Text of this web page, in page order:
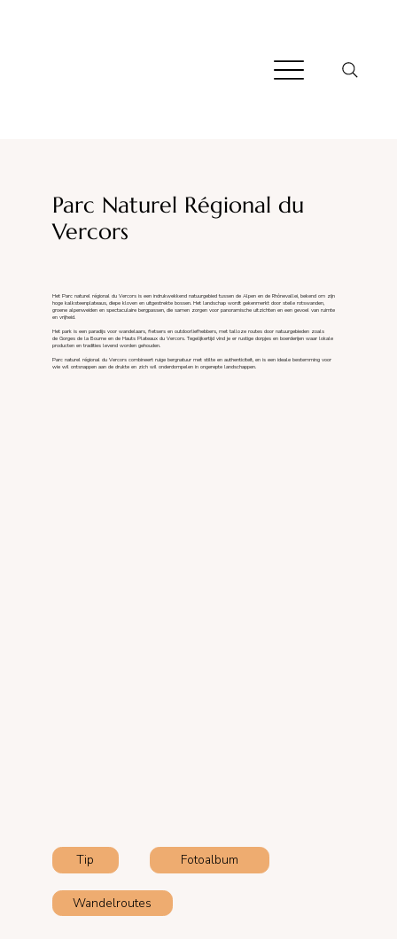
Parc Naturel Régional du
Vercors
Het Parc naturel régional du Vercors is een indrukwekkend natuurgebied tussen de Alpen en de Rhônevallei, bekend om zijn
hoge kalksteenplateaus, diepe kloven en uitgestrekte bossen. Het landschap wordt gekenmerkt door steile rotswanden,
groene alpenweiden en spectaculaire bergpassen, die samen zorgen voor panoramische uitzichten en een gevoel van ruimte
en vrijheid.
Het park is een paradijs voor wandelaars, fietsers en outdoorliefhebbers, met talloze routes door natuurgebieden zoals
de Gorges de la Bourne en de Hauts Plateaux du Vercors. Tegelijkertijd vind je er rustige dorpjes en boerderijen waar lokale
producten en tradities levend worden gehouden.
Parc naturel régional du Vercors combineert ruige bergnatuur met stilte en authenticiteit, en is een ideale bestemming voor
wie wil ontsnappen aan de drukte en zich wil onderdompelen in ongerepte landschappen.
Tip Fotoalbum
Wandelroutes